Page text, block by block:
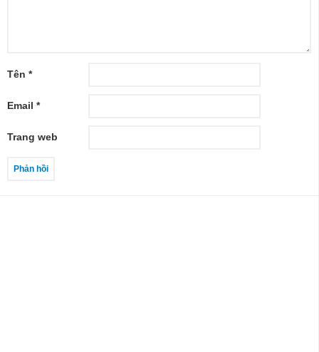
Tên *
Email *
Trang web